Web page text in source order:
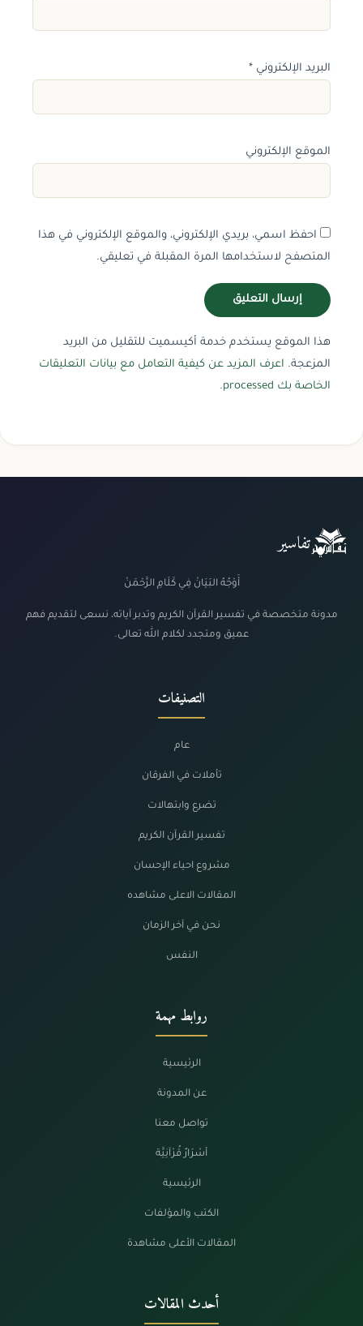
البريد الإلكتروني *
الموقع الإلكتروني
احفظ اسمي، بريدي الإلكتروني، والموقع الإلكتروني في هذا
المتصفح لاستخدامها المرة المقبلة في تعليقي.
هذا الموقع يستخدم خدمة أكيسميت للتقليل من البريد
المزعجة. اعرف المزيد عن كيفية التعامل مع بيانات التعليقات
الخاصة بك processed
.
تفاسير
أَوْجُهُ البَيَانْ فِي كَلَامِ الرَّحْمَنْ
مدونة متخصصة في تفسير القرآن الكريم وتدبر آياته، نسعى لتقديم فهم
عميق ومتجدد لكلام الله تعالى.
التصنيفات
عام
تأملات في الفرقان
تضرع وابتهالات
تفسير القرآن الكريم
مشروع احياء الإحسان
المقالات الاعلى مشاهده
نحن في آخر الزمان
النفس
روابط مهمة
الرئيسية
عن المدونة
تواصل معنا
أسْرَارٌ قُرْآنِيَّة
الرئيسية
الكتب والمؤلفات
المقالات الأعلى مشاهدة
أحدث المقالات